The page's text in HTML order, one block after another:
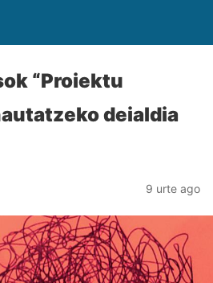
“Proiektu
deialdia
9 urte ago